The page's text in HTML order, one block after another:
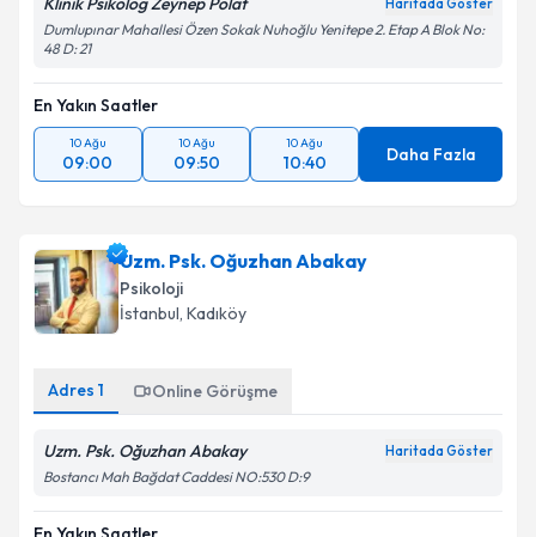
Haritada Göster
Dumlupınar Mahallesi Özen Sokak Nuhoğlu Yenitepe 2. Etap A Blok No:
48 D: 21
En Yakın Saatler
10 Ağu
09:00
10 Ağu
09:50
10 Ağu
10:40 Daha Fazla
Uzm. Psk. Oğuzhan Abakay
Psikoloji
İstanbul, Kadıköy
Adres 1 Online Görüşme
Uzm. Psk. Oğuzhan Abakay Haritada Göster
Bostancı Mah Bağdat Caddesi NO:530 D:9